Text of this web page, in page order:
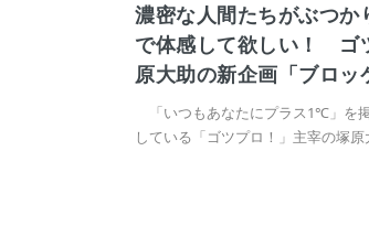
濃密な人間たちがぶつか
で体感して欲しい！ ゴ
原大助の新企画「ブロッ
「いつもあなたにプラス1℃」を
している「ゴツプロ！」主宰の塚